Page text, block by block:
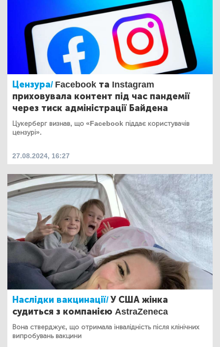
Цензура/ Facebook та Instagram
приховувала контент під час пандемії
через тиск адміністрації Байдена
Цукерберг визнав, що «Facebook піддає користувачів
цензурі».
27.08.2024, 16:27
Наслідки вакцинації/У США жінка
судиться з компанією AstraZeneca
Вона стверджує, що отримала інвалідність після клінічних
випробувань вакцини